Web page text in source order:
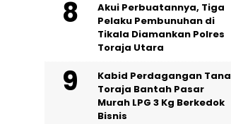
Akui Perbuatannya, Tiga
Pelaku Pembunuhan di
Tikala Diamankan Polres
Toraja Utara
Kabid Perdagangan Tana
Toraja Bantah Pasar
Murah LPG 3 Kg Berkedok
Bisnis